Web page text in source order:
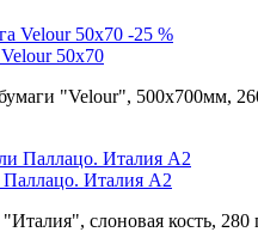
-25 %
50х70
"Velour", 500х700мм,
Паллацо. Италия А2
"Италия", слоновая кость,